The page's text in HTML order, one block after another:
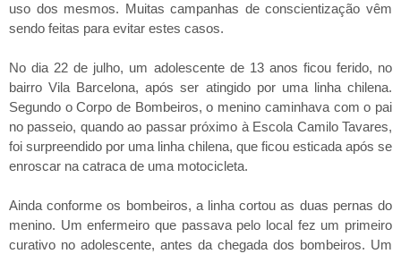
uso dos mesmos. Muitas campanhas de conscientização vêm
sendo feitas para evitar estes casos.
No dia 22 de julho, um adolescente de 13 anos ficou ferido, no
bairro Vila Barcelona, após ser atingido por uma linha chilena.
Segundo o Corpo de Bombeiros, o menino caminhava com o pai
no passeio, quando ao passar próximo à Escola Camilo Tavares,
foi surpreendido por uma linha chilena, que ficou esticada após se
enroscar na catraca de uma motocicleta.
Ainda conforme os bombeiros, a linha cortou as duas pernas do
menino. Um enfermeiro que passava pelo local fez um primeiro
curativo no adolescente, antes da chegada dos bombeiros. Um